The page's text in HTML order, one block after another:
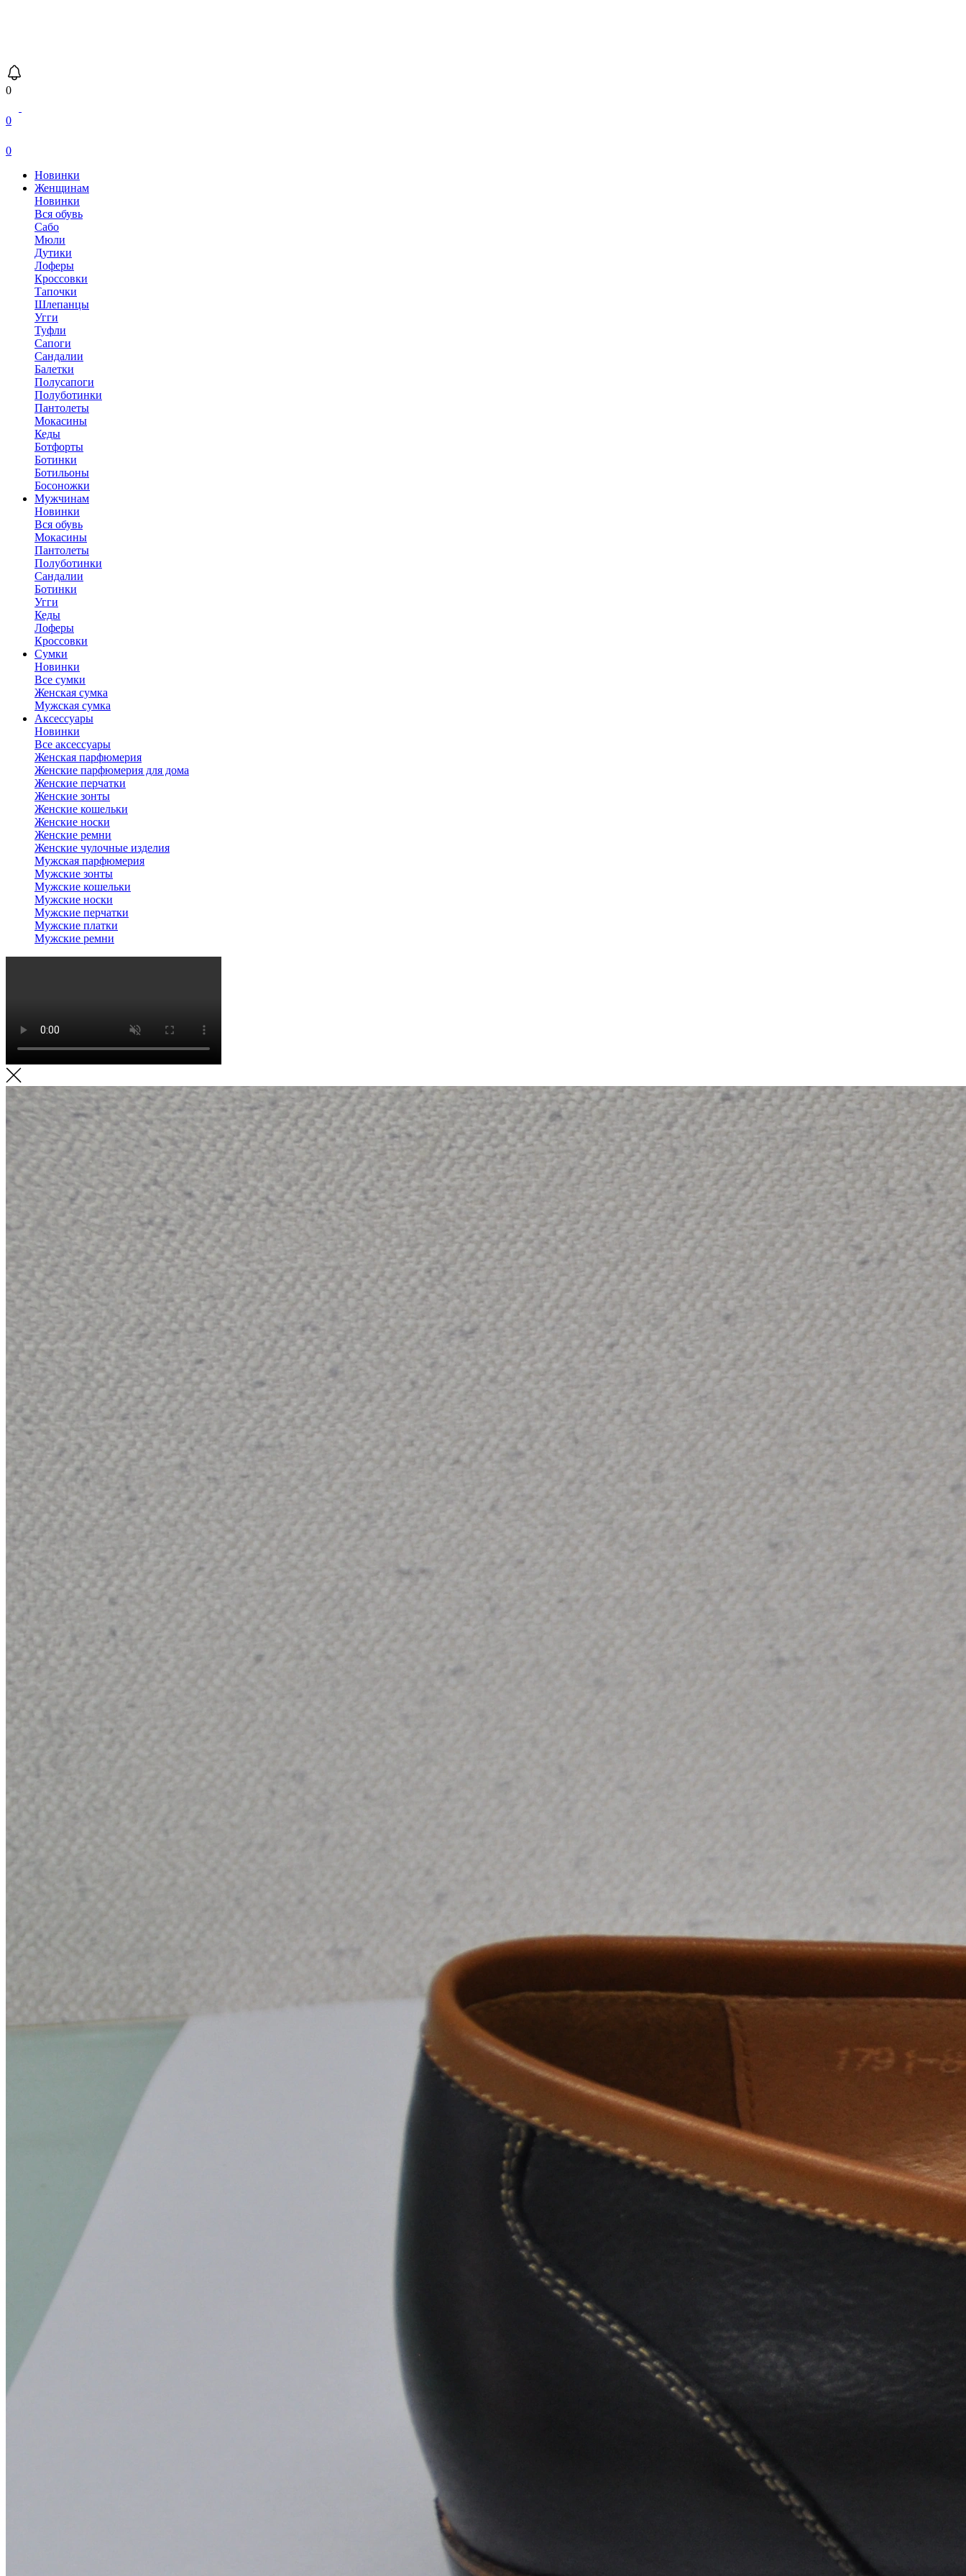
0
0
0
Новинки
Женщинам
Новинки
Вся обувь
Сабо
Мюли
Дутики
Лоферы
Кроссовки
Тапочки
Шлепанцы
Угги
Туфли
Сапоги
Сандалии
Балетки
Полусапоги
Полуботинки
Пантолеты
Мокасины
Кеды
Ботфорты
Ботинки
Ботильоны
Босоножки
Мужчинам
Новинки
Вся обувь
Мокасины
Пантолеты
Полуботинки
Сандалии
Ботинки
Угги
Кеды
Лоферы
Кроссовки
Сумки
Новинки
Все сумки
Женская сумка
Мужская сумка
Аксессуары
Новинки
Все аксессуары
Женская парфюмерия
Женские парфюмерия для дома
Женские перчатки
Женские зонты
Женские кошельки
Женские носки
Женские ремни
Женские чулочные изделия
Мужская парфюмерия
Мужские зонты
Мужские кошельки
Мужские носки
Мужские перчатки
Мужские платки
Мужские ремни